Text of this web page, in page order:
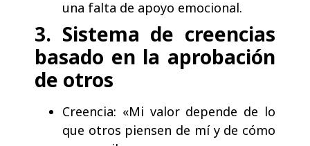
una falta de apoyo emocional.
3. Sistema de creencias
basado en la aprobación
de otros
Creencia: «Mi valor depende de lo
que otros piensen de mí y de cómo